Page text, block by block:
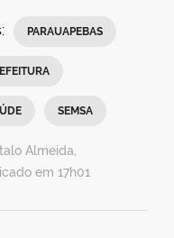
PARAUAPEBAS
SEMSA
Almeida,
em 17h01